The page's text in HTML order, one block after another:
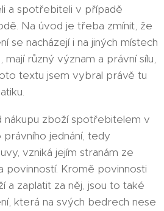
a spotřebiteli v případě
Na úvod je třeba zmínit, že
se nacházejí i na jiných místech
mají různý význam a právní sílu,
textu jsem vybral právě tu
nákupu zboží spotřebitelem v
jednání, tedy
vzniká jejím stranám ze
povinností. Kromě povinnosti
a zaplatit za něj, jsou to také
která na svých bedrech nese